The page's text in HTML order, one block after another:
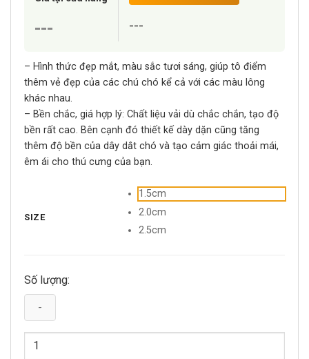
--- ---
– Hình thức đẹp mắt, màu sắc tươi sáng, giúp tô điểm
thêm vẻ đẹp của các chú chó kể cả với các màu lông
khác nhau.
– Bền chắc, giá hợp lý: Chất liệu vải dù chắc chắn, tạo độ
bền rất cao. Bên cạnh đó thiết kế dày dặn cũng tăng
thêm độ bền của dây dắt chó và tạo cảm giác thoải mái,
êm ái cho thú cưng của bạn.
SIZE
1.5cm
2.0cm
2.5cm
Số lượng:
Yếm